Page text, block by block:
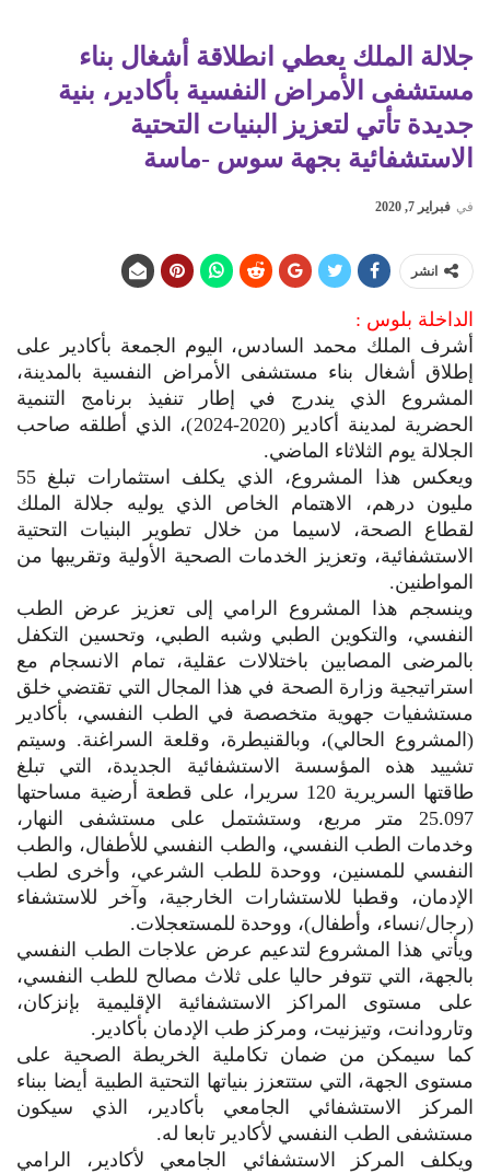
جلالة الملك يعطي انطلاقة أشغال بناء
مستشفى الأمراض النفسية بأكادير، بنية
جديدة تأتي لتعزيز البنيات التحتية
الاستشفائية بجهة سوس -ماسة
في فبراير 7, 2020
انشر
الداخلة بلوس :
أشرف الملك محمد السادس، اليوم الجمعة بأكادير على
إطلاق أشغال بناء مستشفى الأمراض النفسية بالمدينة،
المشروع الذي يندرج في إطار تنفيذ برنامج التنمية
الحضرية لمدينة أكادير (2020-2024)، الذي أطلقه صاحب
الجلالة يوم الثلاثاء الماضي.
ويعكس هذا المشروع، الذي يكلف استثمارات تبلغ 55
مليون درهم، الاهتمام الخاص الذي يوليه جلالة الملك
لقطاع الصحة، لاسيما من خلال تطوير البنيات التحتية
الاستشفائية، وتعزيز الخدمات الصحية الأولية وتقريبها من
المواطنين.
وينسجم هذا المشروع الرامي إلى تعزيز عرض الطب
النفسي، والتكوين الطبي وشبه الطبي، وتحسين التكفل
بالمرضى المصابين باختلالات عقلية، تمام الانسجام مع
استراتيجية وزارة الصحة في هذا المجال التي تقتضي خلق
مستشفيات جهوية متخصصة في الطب النفسي، بأكادير
(المشروع الحالي)، وبالقنيطرة، وقلعة السراغنة. وسيتم
تشييد هذه المؤسسة الاستشفائية الجديدة، التي تبلغ
طاقتها السريرية 120 سريرا، على قطعة أرضية مساحتها
25.097 متر مربع، وستشتمل على مستشفى النهار،
وخدمات الطب النفسي، والطب النفسي للأطفال، والطب
النفسي للمسنين، ووحدة للطب الشرعي، وأخرى لطب
الإدمان، وقطبا للاستشارات الخارجية، وآخر للاستشفاء
(رجال/نساء، وأطفال)، ووحدة للمستعجلات.
ويأتي هذا المشروع لتدعيم عرض علاجات الطب النفسي
بالجهة، التي تتوفر حاليا على ثلاث مصالح للطب النفسي،
على مستوى المراكز الاستشفائية الإقليمية بإنزكان،
وتارودانت، وتيزنيت، ومركز طب الإدمان بأكادير.
كما سيمكن من ضمان تكاملية الخريطة الصحية على
مستوى الجهة، التي ستتعزز بنياتها التحتية الطبية أيضا ببناء
المركز الاستشفائي الجامعي بأكادير، الذي سيكون
مستشفى الطب النفسي لأكادير تابعا له.
ويكلف المركز الاستشفائي الجامعي لأكادير، الرامي